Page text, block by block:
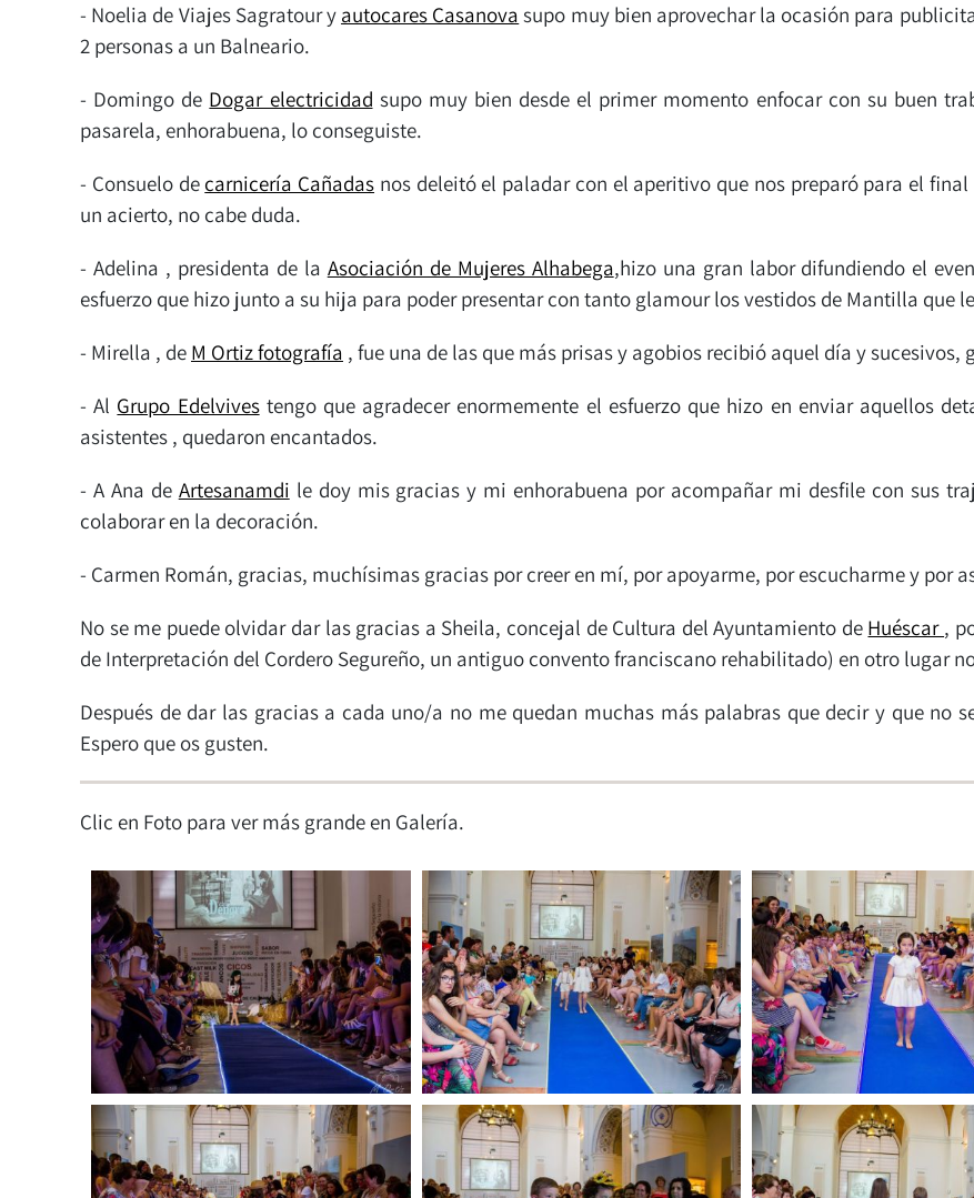
- Noelia de Viajes Sagratour y autocares Casanova supo muy bien aprovechar la ocasión para
2 personas a un Balneario.
- Domingo de Dogar electricidad supo muy bien desde el primer momento enfocar con su buen
pasarela, enhorabuena, lo conseguiste.
- Consuelo de carnicería Cañadas nos deleitó el paladar con el aperitivo que nos preparó para el
un acierto, no cabe duda.
- Adelina , presidenta de la Asociación de Mujeres Alhabega,hizo una gran labor difundiendo el
esfuerzo que hizo junto a su hija para poder presentar con tanto glamour los vestidos de Mantilla que
- Mirella , de M Ortiz fotografía , fue una de las que más prisas y agobios recibió aquel día y
- Al Grupo Edelvivestengo que agradecer enormemente el esfuerzo que hizo en enviar aquellos
asistentes , quedaron encantados.
- A Ana de Artesanamdi le doy mis gracias y mi enhorabuena por acompañar mi desfile con sus
colaborar en la decoración.
- Carmen Román, gracias, muchísimas gracias por creer en mí, por apoyarme, por escucharme y por
No se me puede olvidar dar las gracias a Sheila, concejal de Cultura del Ayuntamiento de Huéscar ,
de Interpretación del Cordero Segureño, un antiguo convento franciscano rehabilitado) en otro lugar
Después de dar las gracias a cada uno/a no me quedan muchas más palabras que decir y que no
Espero que os gusten.
Clic en Foto para ver más grande en Galería.